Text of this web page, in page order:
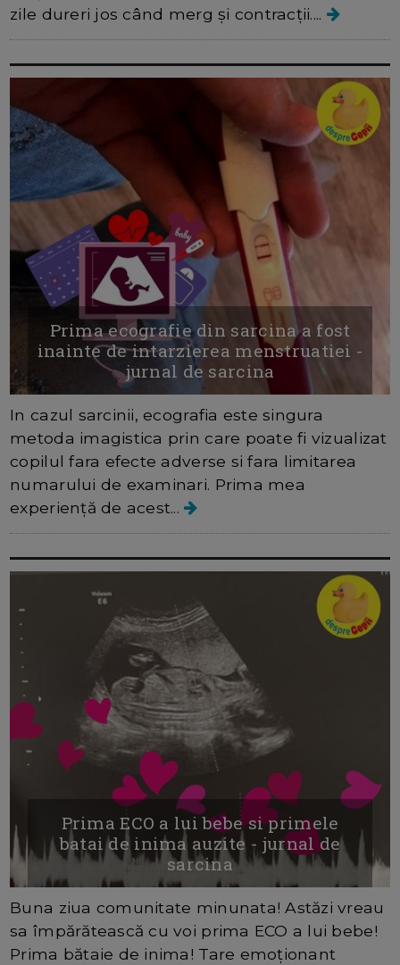
zile dureri jos când merg și contracții....
Prima ecografie din sarcina a fost
inainte de intarzierea menstruatiei -
jurnal de sarcina
In cazul sarcinii, ecografia este singura
metoda imagistica prin care poate fi vizualizat
copilul fara efecte adverse si fara limitarea
numarului de examinari. Prima mea
experiență de acest...
Prima ECO a lui bebe si primele
batai de inima auzite - jurnal de
sarcina
Buna ziua comunitate minunata! Astăzi vreau
sa împărătească cu voi prima ECO a lui bebe!
Prima bătaie de inima! Tare emoționant